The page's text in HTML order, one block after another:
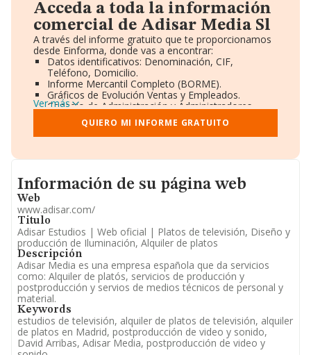
Acceda a toda la información
comercial de Adisar Media Sl
A través del informe gratuito que te proporcionamos
desde Einforma, donde vas a encontrar:
Datos identificativos: Denominación, CIF,
Teléfono, Domicilio.
Informe Mercantil Completo (BORME).
Gráficos de Evolución Ventas y Empleados.
Consejo de Administración y Administradores.
Directivos y Ejecutivos.
Accionistas.
Participaciones y Vinculaciones en otras empresas.
Información oficial y registral complementaria.
Ver más
QUIERO MI INFORME GRATUITO
Informacion de su página web
Información de su página web
Web
www.adisar.com/
Titulo
Adisar Estudios | Web oficial | Platos de televisión, Diseño y
producción de Iluminación, Alquiler de platos
Descripción
Adisar Media es una empresa española que da servicios
como: Alquiler de platós, servicios de producción y
postproducción y servios de medios técnicos de personal y
material.
Keywords
estudios de televisión, alquiler de platos de televisión, alquiler
de platos en Madrid, postproducción de video y sonido,
David Arribas, Adisar Media, postproducción de video y